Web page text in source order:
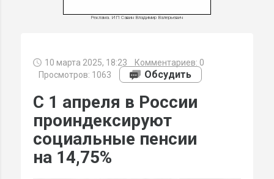
Реклама. ИП Савин Владимир Валерьевич
10 марта 2025, 18:23 Комментариев: 0
Просмотров: 1063
Обсудить
С 1 апреля в России
проиндексируют
социальные пенсии
на 14,75%